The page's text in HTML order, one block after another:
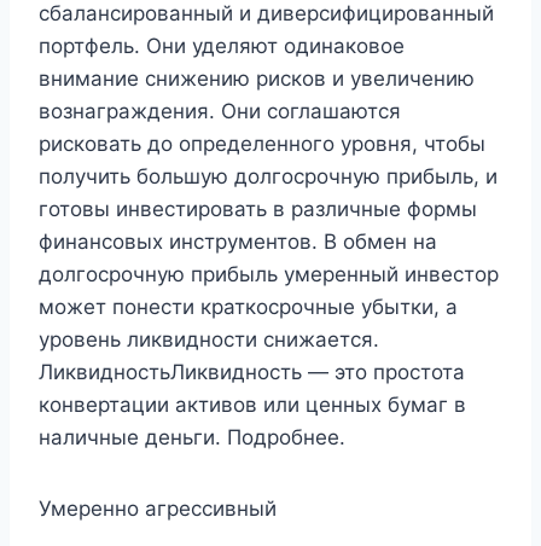
сбалансированный и диверсифицированный
портфель. Они уделяют одинаковое
внимание снижению рисков и увеличению
вознаграждения. Они соглашаются
рисковать до определенного уровня, чтобы
получить большую долгосрочную прибыль, и
готовы инвестировать в различные формы
финансовых инструментов. В обмен на
долгосрочную прибыль умеренный инвестор
может понести краткосрочные убытки, а
уровень ликвидности снижается.
ЛиквидностьЛиквидность — это простота
конвертации активов или ценных бумаг в
наличные деньги. Подробнее.
Умеренно агрессивный